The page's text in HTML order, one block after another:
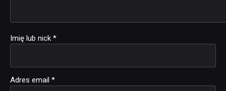
Imię lub nick *
Adres email *